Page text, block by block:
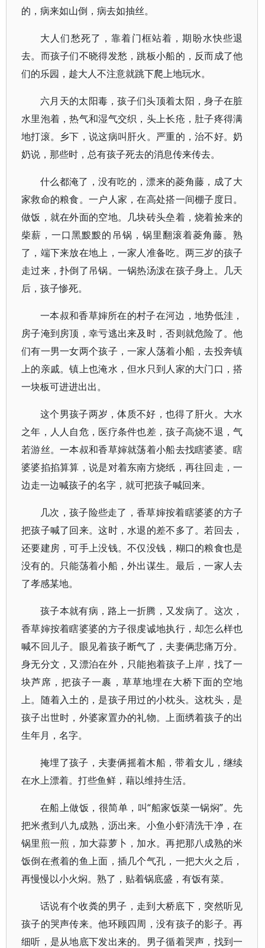
的，病来如山倒，病去如抽丝。
大人们愁死了，靠着门框站着，期盼水快些退
去。而孩子们不晓得发愁，跳板小船的，反而成了他
们的乐园，趁大人不注意就跳下爬上地玩水。
六月天的太阳毒，孩子们头顶着太阳，身子在脏
水里泡着，热气和湿气交织，头上长疮，肚子疼得满
地打滚。乡下，说这病叫肝火。严重的，治不好。奶
奶说，那些时，总有孩子死去的消息传来传去。
什么都淹了，没有吃的，漂来的菱角藤，成了大
家救命的粮食。一户人家，在高处搭一间棚子度日。
做饭，就在外面的空地。几块砖头垒着，烧着捡来的
柴薪，一口黑黢黢的吊锅，锅里翻滚着菱角藤。熟
了，端下来放在地上，一家人准备吃。两三岁的孩子
走过来，扑倒了吊锅。一锅热汤泼在孩子身上。几天
后，孩子惨死。
一本叔和香草婶所在的村子在河边，地势低洼，
房子淹到房顶，幸亏逃出来及时，否则就危险了。他
们有一男一女两个孩子，一家人荡着小船，去投奔镇
上的亲戚。镇上也淹水，但水只到人家的大门口，搭
一块板可进进出出。
这个男孩子两岁，体质不好，也得了肝火。大水
之年，人人自危，医疗条件也差，孩子高烧不退，气
若游丝。一本叔和香草婶就荡着小船去找瞎婆婆。瞎
婆婆掐掐算算，说是对着东南方烧纸，再往回走，一
边走一边喊孩子的名字，就可把孩子喊回来。
几次，孩子险些走了，香草婶按着瞎婆婆的方子
把孩子喊了回来。这时，水退的差不多了。若回去，
还要建房，可手上没钱。不仅没钱，糊口的粮食也是
没有的。只能荡着小船，外出谋生。最后，一家人去
了孝感某地。
孩子本就有病，路上一折腾，又发病了。这次，
香草婶按着瞎婆婆的方子很虔诚地执行，却怎么样也
喊不回儿子。眼见着孩子断气了，夫妻俩悲痛万分。
身无分文，又漂泊在外，只能抱着孩子上岸，找了一
块芦席，把孩子一裹，草草地埋在大桥下面的空地
上。随着入土的，是孩子用过的小枕头。这枕头，是
孩子出世时，外婆家置办的礼物。上面绣着孩子的出
生年月，名字。
掩埋了孩子，夫妻俩摇着木船，带着女儿，继续
在水上漂着。打些鱼鲜，藉以维持生活。
在船上做饭，很简单，叫“船家饭菜一锅焖”。先
把米煮到八九成熟，沥出来。小鱼小虾清洗干净，在
锅里煎一煎，加大蒜萝卜，加水。再把那八成熟的米
饭倒在煮着的鱼上面，插几个气孔，一把大火之后，
再慢慢以小火焖。熟了，贴着锅底盛，有饭有菜。
话说有个收粪的男子，走到大桥底下，突然听见
孩子的哭声传来。他环顾四周，没有孩子的影子。再
细听，是从地底下发出来的。男子循着哭声，找到一